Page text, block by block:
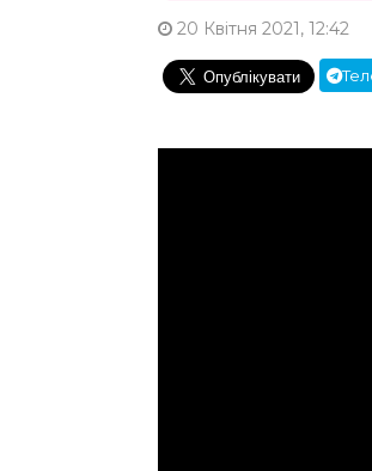
20 Квітня 2021, 12:42